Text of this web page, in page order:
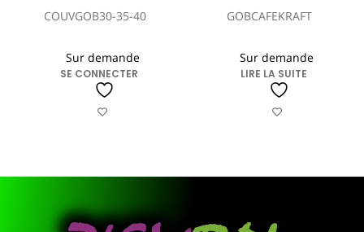
COUVGOB30-35-40
Sur demande
SE CONNECTER
GOBCAFEKRAFT
Sur demande
LIRE LA SUITE